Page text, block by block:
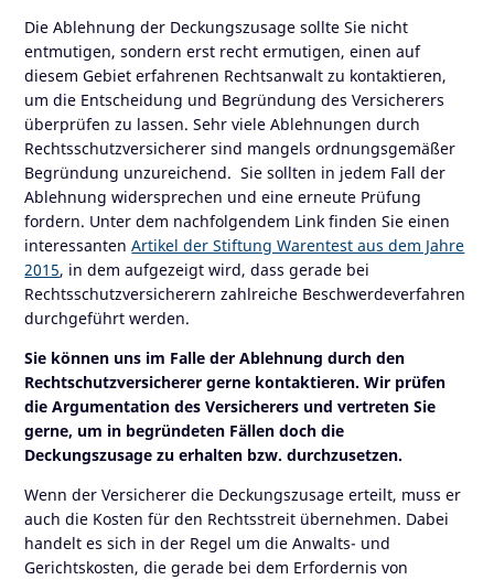
Die Ablehnung der Deckungszusage sollte Sie nicht
entmutigen, sondern erst recht ermutigen, einen auf
diesem Gebiet erfahrenen Rechtsanwalt zu kontaktieren,
um die Entscheidung und Begründung des Versicherers
überprüfen zu lassen. Sehr viele Ablehnungen durch
Rechtsschutzversicherer sind mangels ordnungsgemäßer
Begründung unzureichend. Sie sollten in jedem Fall der
Ablehnung widersprechen und eine erneute Prüfung
fordern. Unter dem nachfolgendem Link finden Sie einen
interessantenArtikel der Stiftung Warentest aus dem Jahre
2015, in dem aufgezeigt wird, dass gerade bei
Rechtsschutzversicherern zahlreiche Beschwerdeverfahren
durchgeführt werden.
Sie können uns im Falle der Ablehnung durch den
Rechtschutzversicherer gerne kontaktieren. Wir prüfen
die Argumentation des Versicherers und vertreten Sie
gerne, um in begründeten Fällen doch die
Deckungszusage zu erhalten bzw. durchzusetzen.
Wenn der Versicherer die Deckungszusage erteilt, muss er
auch die Kosten für den Rechtsstreit übernehmen. Dabei
handelt es sich in der Regel um die Anwalts- und
Gerichtskosten, die gerade bei dem Erfordernis von